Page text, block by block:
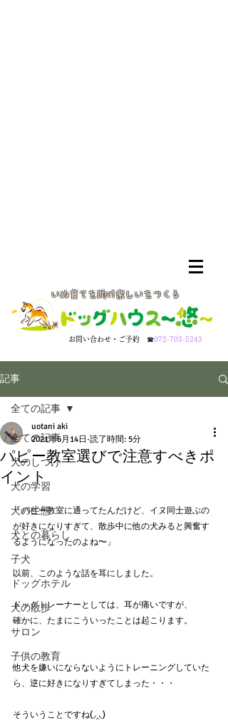
いぬ育てを助け楽しいをつくる
​お問い合わせ・ご予約 ☎072-703-5243
記事
全ての記事
犬のしつけ
犬の学習
犬の生態
犬との暮らし
子犬
ドッグホテル
犬の散歩
サロン
子供の教育
全ての記事
パピー教室選びで注意すべきポ
イント
uotani aki
2021年6月14日 読了時間: 5分
「パピー教室に通ってたんだけど、イヌ同士遊ぶの
が好きになりすぎて、散歩中に他の犬みると興奮す
るようになったのよね〜」
以前、このような話を耳にしました。
ドッグトレーナーとしては、耳が痛いですが、
確かに、たまにこういったことは起こります。
他犬を嫌いにならないようにトレーニングしていた
ら、逆に好きになりすぎてしまった・・・
そういうことですね(◞‸◟)